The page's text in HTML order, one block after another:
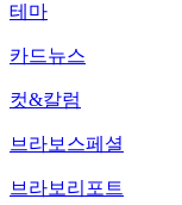
테마
카드뉴스
컷&칼럼
브라보스페셜
브라보리포트